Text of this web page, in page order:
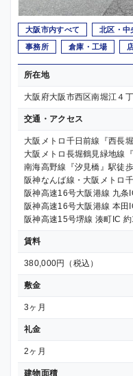
大阪市内すべて 北区・中
事務所 倉庫・工場
所在地
大阪府大阪市西区南堀江４
交通・アクセス
大阪メトロ千日前線『西長
大阪メトロ長堀鶴見緑地線
南海高野線『汐見橋』駅徒
阪神なんば線・大阪メトロ
阪神高速16号大阪港線 九条
阪神高速16号大阪港線 本田
阪神高速15号堺線 湊町IC
賃料
380,000円（税込）
敷金
3ヶ月
礼金
2ヶ月
建物面積